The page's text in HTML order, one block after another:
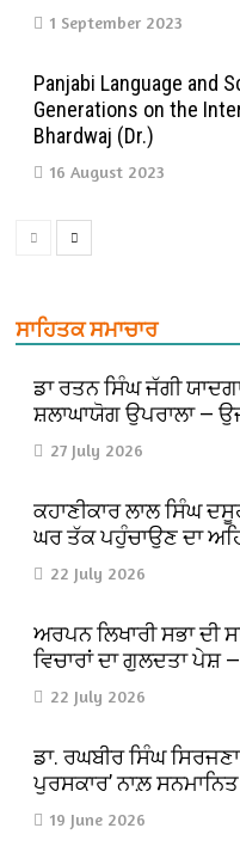
1 September 2023
Panjabi Language and
Generations on the
Bhardwaj (Dr.)
16 August 2023
ਸਾਹਿਤਕ ਸਮਾਚਾਰ
ਡਾ ਰਤਨ ਸਿੰਘ ਜੱਗੀ
ਸ਼ਲਾਘਾਯੋਗ ਉਪਰਾਲਾ —
27 July 2026
ਕਹਾਣੀਕਾਰ ਲਾਲ ਸਿੰਘ
ਘਰ ਤੱਕ ਪਹੁੰਚਾਉਣ ਦਾ
22 July 2026
ਅਰਪਨ ਲਿਖਾਰੀ ਸਭਾ ਦੀ
ਵਿਚਾਰਾਂ ਦਾ ਗੁਲਦਤਾ ਪੇਸ਼
22 July 2026
ਡਾ. ਰਘਬੀਰ ਸਿੰਘ
ਪੁਰਸਕਾਰ’ ਨਾਲ਼
19 June 2026